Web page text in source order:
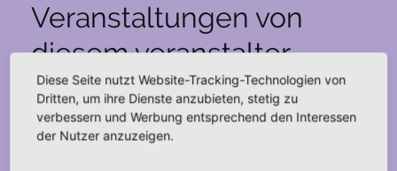
Veranstaltungen von
diesem veranstalter
Hinweis
Es sind keine anstehenden Veranstaltungen
vorhanden.
Diese Seite nutzt Website-Tracking-Technologien von
Dritten, um ihre Dienste anzubieten, stetig zu
verbessern und Werbung entsprechend den Interessen
der Nutzer anzuzeigen.